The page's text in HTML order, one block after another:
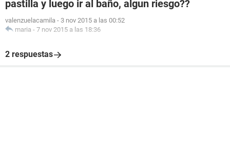
pastilla y luego ir al baño, algun riesgo??
valenzuelacamila - 3 nov 2015 a las 00:52
maria - 7 nov 2015 a las 18:36
2 respuestas